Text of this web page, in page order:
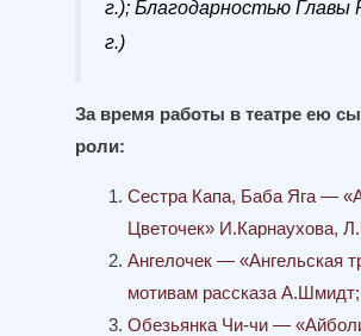
г.); Благодарностью Главы
г.)
За время работы в театре ею
роли:
Сестра Капа, Баба Яга —
Цветочек» И.Карнаухова,
Ангелочек — «Ангельская
мотивам рассказа А.Шмидт;
Обезьянка Чи-чи —